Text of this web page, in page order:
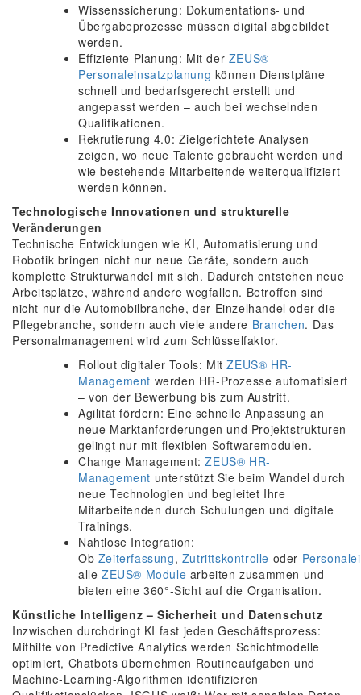
Wissenssicherung: Dokumentations- und
Übergabeprozesse müssen digital abgebildet
werden.
Effiziente Planung: Mit der ZEUS®
Personaleinsatzplanung können Dienstpläne
schnell und bedarfsgerecht erstellt und
angepasst werden – auch bei wechselnden
Qualifikationen.
Rekrutierung 4.0: Zielgerichtete Analysen
zeigen, wo neue Talente gebraucht werden und
wie bestehende Mitarbeitende weiterqualifiziert
werden können.
Technologische Innovationen und strukturelle
Veränderungen
Technische Entwicklungen wie KI, Automatisierung und
Robotik bringen nicht nur neue Geräte, sondern auch
komplette Strukturwandel mit sich. Dadurch entstehen neue
Arbeitsplätze, während andere wegfallen. Betroffen sind
nicht nur die Automobilbranche, der Einzelhandel oder die
Pflegebranche, sondern auch viele andere Branchen. Das
Personalmanagement wird zum Schlüsselfaktor.
Rollout digitaler Tools: MitZEUS® HR-
Management werden HR-Prozesse automatisiert
– von der Bewerbung bis zum Austritt.
Agilität fördern: Eine schnelle Anpassung an
neue Marktanforderungen und Projektstrukturen
gelingt nur mit flexiblen Softwaremodulen.
Change Management:ZEUS® HR-
Management unterstützt Sie beim Wandel durch
neue Technologien und begleitet Ihre
Mitarbeitenden durch Schulungen und digitale
Trainings.
Nahtlose Integration:
Ob Zeiterfassung, Zutrittskontrolle oder
alleZEUS® Module arbeiten zusammen und
bieten eine 360°-Sicht auf die Organisation.
Künstliche Intelligenz – Sicherheit und Datenschutz
Inzwischen durchdringt KI fast jeden Geschäftsprozess:
Mithilfe von Predictive Analytics werden Schichtmodelle
optimiert, Chatbots übernehmen Routineaufgaben und
Machine-Learning-Algorithmen identifizieren